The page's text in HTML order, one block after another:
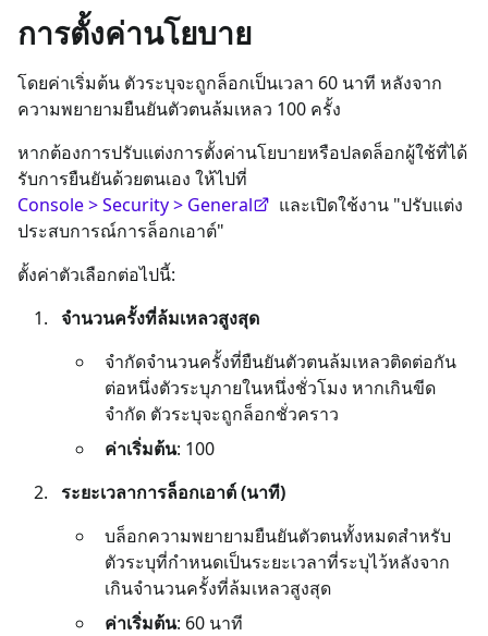
การตั้งค่านโยบาย
โดยค่าเริ่มต้น ตัวระบุจะถูกล็อกเป็นเวลา 60 นาที หลังจาก
ความพยายามยืนยันตัวตนล้มเหลว 100 ครั้ง
หากต้องการปรับแต่งการตั้งค่านโยบายหรือปลดล็อกผู้ใช้ที่ได้
รับการยืนยันด้วยตนเอง ให้ไปที่
Console > Security > General
และเปิดใช้งาน "ปรับแต่ง
ประสบการณ์การล็อกเอาต์"
ตั้งค่าตัวเลือกต่อไปนี้:
จำนวนครั้งที่ล้มเหลวสูงสุด
จำกัดจำนวนครั้งที่ยืนยันตัวตนล้มเหลวติดต่อกัน
ต่อหนึ่งตัวระบุภายในหนึ่งชั่วโมง หากเกินขีด
จำกัด ตัวระบุจะถูกล็อกชั่วคราว
ค่าเริ่มต้น: 100
ระยะเวลาการล็อกเอาต์ (นาที)
บล็อกความพยายามยืนยันตัวตนทั้งหมดสำหรับ
ตัวระบุที่กำหนดเป็นระยะเวลาที่ระบุไว้หลังจาก
เกินจำนวนครั้งที่ล้มเหลวสูงสุด
ค่าเริ่มต้น: 60 นาที